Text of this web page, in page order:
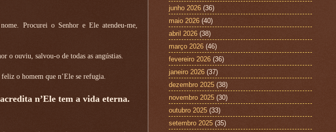
Procurei o Senhor e Ele atendeu-me,
o ouviu, salvou-o de todas as angústias.
o homem que n’Ele se refugia.
n’Ele tem a vida eterna.
junho 2026 (36)
maio 2026 (40)
abril 2026 (38)
março 2026 (46)
fevereiro 2026 (36)
janeiro 2026 (37)
dezembro 2025 (38)
novembro 2025 (30)
outubro 2025 (33)
setembro 2025 (35)